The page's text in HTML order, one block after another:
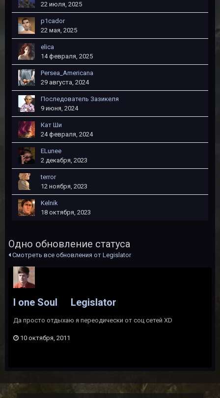
22 июля, 2025
p1cador
22 мая, 2025
elica
14 февраля, 2025
Persea_Americana
29 августа, 2024
Последователь Зазикеля
9 июня, 2024
Кат Ши
24 февраля, 2024
ELunee
2 декабря, 2023
terror
12 ноября, 2023
Kelnik
18 октября, 2023
Одно обновление статуса
Смотреть все обновления от Legislator
I one Soul Legislator
Да просто отдыхаю я переодически от соц сетей XD
10 октября, 2011